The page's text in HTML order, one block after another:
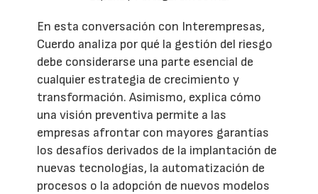
En esta conversación con Interempresas,
Cuerdo analiza por qué la gestión del riesgo
debe considerarse una parte esencial de
cualquier estrategia de crecimiento y
transformación. Asimismo, explica cómo
una visión preventiva permite a las
empresas afrontar con mayores garantías
los desafíos derivados de la implantación de
nuevas tecnologías, la automatización de
procesos o la adopción de nuevos modelos